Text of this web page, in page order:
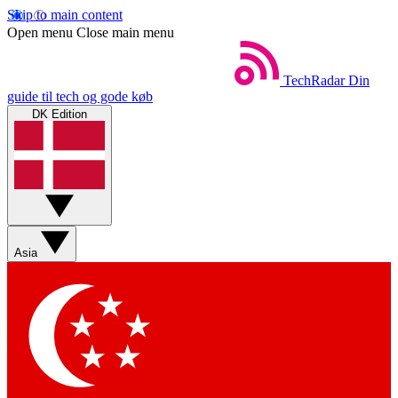
Skip to main content
Open menu Close main menu
TechRadar Din
guide til tech og gode køb
DK Edition
Asia